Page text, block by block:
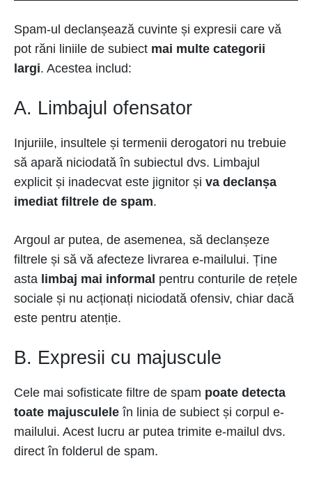
Spam-ul declanșează cuvinte și expresii care vă
pot răni liniile de subiect mai multe categorii
largi. Acestea includ:
A. Limbajul ofensator
Injuriile, insultele și termenii derogatori nu trebuie
să apară niciodată în subiectul dvs. Limbajul
explicit și inadecvat este jignitor și va declanșa
imediat filtrele de spam.
Argoul ar putea, de asemenea, să declanșeze
filtrele și să vă afecteze livrarea e-mailului. Ține
asta limbaj mai informal pentru conturile de rețele
sociale și nu acționați niciodată ofensiv, chiar dacă
este pentru atenție.
B. Expresii cu majuscule
Cele mai sofisticate filtre de spam poate detecta
toate majusculele în linia de subiect și corpul e-
mailului. Acest lucru ar putea trimite e-mailul dvs.
direct în folderul de spam.